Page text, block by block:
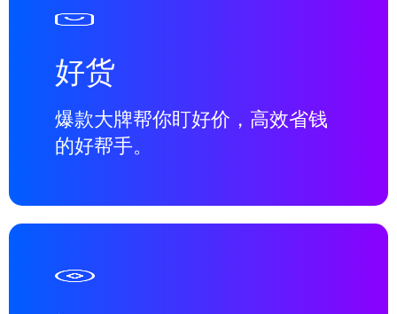
好货
爆款大牌帮你盯好价，高效省钱
的好帮手。